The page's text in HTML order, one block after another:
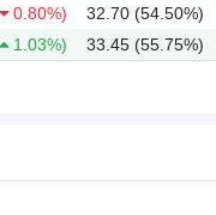
0.80%) 32.70 (54.50%)
1.03%) 33.45 (55.75%)